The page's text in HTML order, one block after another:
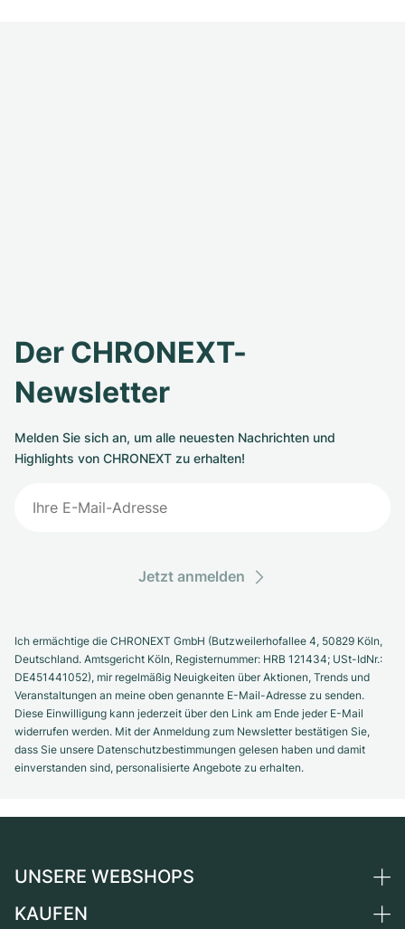
Der CHRONEXT-
Newsletter
Melden Sie sich an, um alle neuesten Nachrichten und
Highlights von CHRONEXT zu erhalten!
Jetzt anmelden
Ich ermächtige die CHRONEXT GmbH (Butzweilerhofallee 4, 50829 Köln,
Deutschland. Amtsgericht Köln, Registernummer: HRB 121434; USt-IdNr.:
DE451441052), mir regelmäßig Neuigkeiten über Aktionen, Trends und
Veranstaltungen an meine oben genannte E-Mail-Adresse zu senden.
Diese Einwilligung kann jederzeit über den Link am Ende jeder E-Mail
widerrufen werden. Mit der Anmeldung zum Newsletter bestätigen Sie,
dass Sie unsere Datenschutzbestimmungen gelesen haben und damit
einverstanden sind, personalisierte Angebote zu erhalten.
UNSERE WEBSHOPS
Deutschland
KAUFEN